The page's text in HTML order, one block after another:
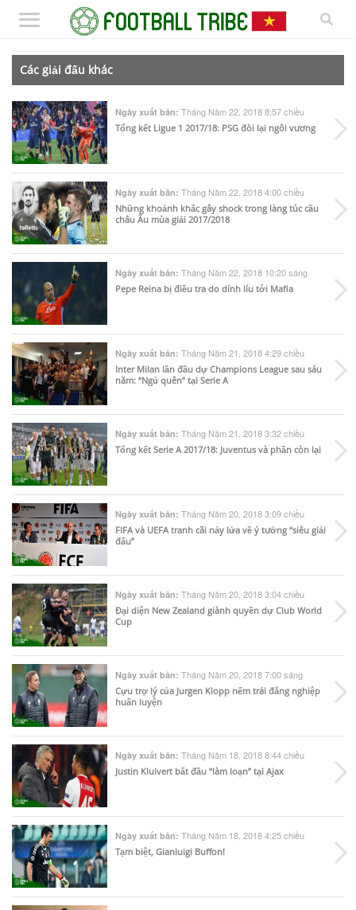
Các giải đấu khác
Ngày xuất bản: Tháng Năm 22, 2018 8:57 chiều
Tổng kết Ligue 1 2017/18: PSG đòi lại ngôi vương
Ngày xuất bản: Tháng Năm 22, 2018 4:00 chiều
Những khoảnh khắc gây shock trong làng túc cầu
châu Âu mùa giải 2017/2018
Ngày xuất bản: Tháng Năm 22, 2018 10:20 sáng
Pepe Reina bị điều tra do dính líu tới Mafia
Ngày xuất bản: Tháng Năm 21, 2018 4:29 chiều
Inter Milan lần đầu dự Champions League sau sáu
năm: “Ngủ quên” tại Serie A
Ngày xuất bản: Tháng Năm 21, 2018 3:32 chiều
Tổng kết Serie A 2017/18: Juventus và phần còn lại
Ngày xuất bản: Tháng Năm 20, 2018 3:09 chiều
FIFA và UEFA tranh cãi nảy lửa về ý tưởng “siêu giải
đấu”
Ngày xuất bản: Tháng Năm 20, 2018 3:04 chiều
Đại diện New Zealand giành quyền dự Club World
Cup
Ngày xuất bản: Tháng Năm 20, 2018 7:00 sáng
Cựu trợ lý của Jurgen Klopp nếm trái đắng nghiệp
huấn luyện
Ngày xuất bản: Tháng Năm 18, 2018 8:44 chiều
Justin Kluivert bắt đầu “làm loạn” tại Ajax
Ngày xuất bản: Tháng Năm 18, 2018 4:25 chiều
Tạm biệt, Gianluigi Buffon!